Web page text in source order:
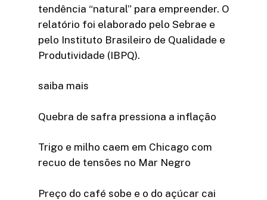
tendência “natural” para empreender. O
relatório foi elaborado pelo Sebrae e
pelo Instituto Brasileiro de Qualidade e
Produtividade (IBPQ).
saiba mais
Quebra de safra pressiona a inflação
Trigo e milho caem em Chicago com
recuo de tensões no Mar Negro
Preço do café sobe e o do açúcar cai